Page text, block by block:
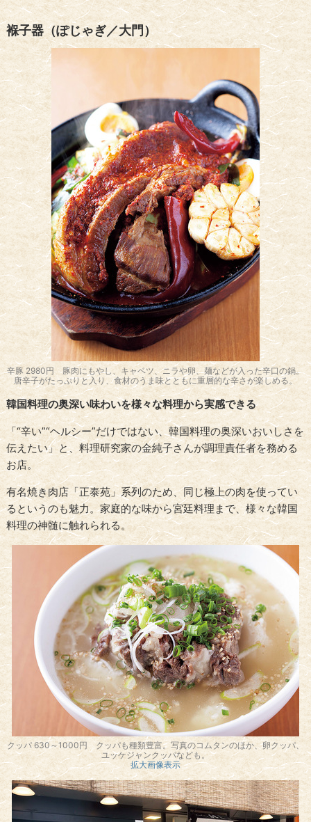
褓子器（ぽじゃぎ／大門）
辛豚 2980円 豚肉にもやし、キャベツ、ニラや卵、麺などが入った辛口の鍋。
唐辛子がたっぷりと入り、食材のうま味とともに重層的な辛さが楽しめる。
韓国料理の奥深い味わいを様々な料理から実感できる
「“辛い”“ヘルシー”だけではない、韓国料理の奥深いおいしさを
伝えたい」と、料理研究家の金純子さんが調理責任者を務める
お店。
有名焼き肉店「正泰苑」系列のため、同じ極上の肉を使ってい
るというのも魅力。家庭的な味から宮廷料理まで、様々な韓国
料理の神髄に触れられる。
クッパ 630～1000円 クッパも種類豊富。写真のコムタンのほか、卵クッパ、
ユッケジャンクッパなども。
拡大画像表示